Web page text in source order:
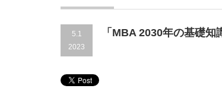
5.1
2023
「MBA 2030年の基礎